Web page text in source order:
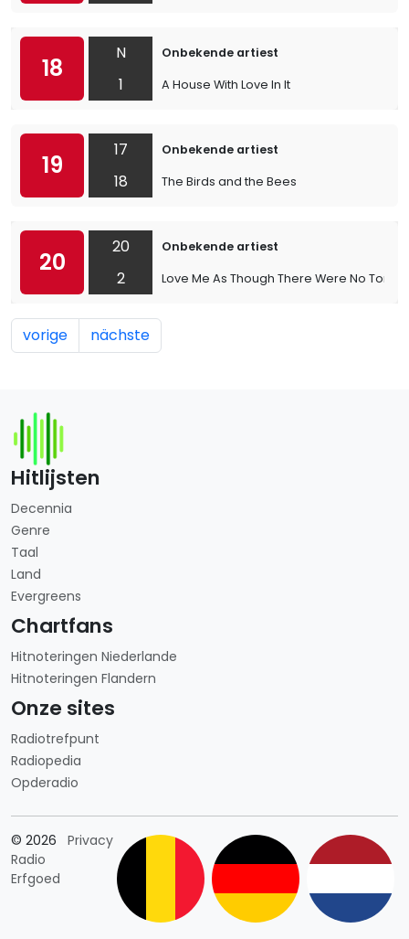
18
N
1
Onbekende artiest
A House With Love In It
19
17
18
Onbekende artiest
The Birds and the Bees
20
20
2
Onbekende artiest
Love Me As Though There Were No
vorige nächste
Hitlijsten
Decennia
Genre
Taal
Land
Evergreens
Chartfans
Hitnoteringen Niederlande
Hitnoteringen Flandern
Onze sites
Radiotrefpunt
Radiopedia
Opderadio
© 2026
Radio
Erfgoed
PrivacyLänderauswahl